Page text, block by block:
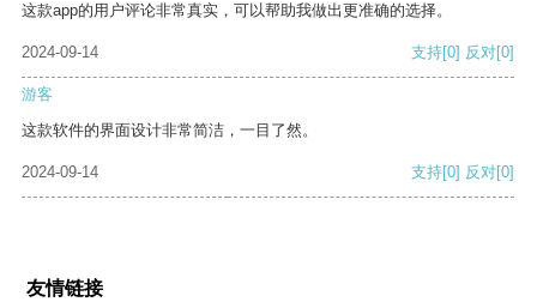
这款app的用户评论非常真实，可以帮助我做出更准确的选择。
2024-09-14 支持[0] 反对[0]
游客
这款软件的界面设计非常简洁，一目了然。
2024-09-14 支持[0] 反对[0]
友情链接